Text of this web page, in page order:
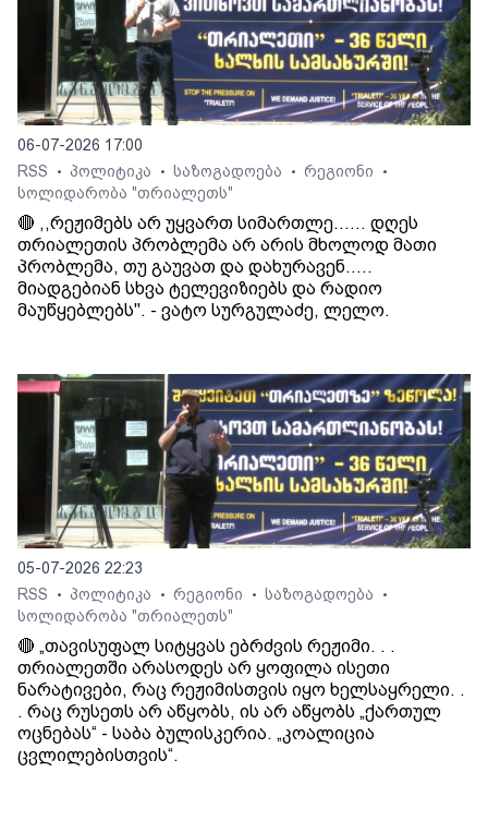
06-07-2026 17:00
RSS
• პოლიტიკა • საზოგადოება • რეგიონი •
სოლიდარობა "თრიალეთს"
🔴 ,,რეჟიმებს არ უყვართ სიმართლე...... დღეს
თრიალეთის პრობლემა არ არის მხოლოდ მათი
პრობლემა, თუ გაუვათ და დახურავენ.....
მიადგებიან სხვა ტელევიზიებს და რადიო
მაუწყებლებს". - ვატო სურგულაძე, ლელო.
05-07-2026 22:23
RSS
• პოლიტიკა • რეგიონი • საზოგადოება •
სოლიდარობა "თრიალეთს"
🔴 „თავისუფალ სიტყვას ებრძვის რეჟიმი. . .
თრიალეთში არასოდეს არ ყოფილა ისეთი
ნარატივები, რაც რეჟიმისთვის იყო ხელსაყრელი. .
. რაც რუსეთს არ აწყობს, ის არ აწყობს „ქართულ
ოცნებას“ - საბა ბულისკერია. „კოალიცია
ცვლილებისთვის“.